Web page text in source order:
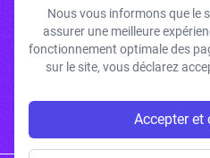
J'accepte de recevoir vos e-mails et
votre politique de
Nous vous informons que le
assurer une meilleure
fonctionnement optimale des
sur le site, vous déclarez
Accepter et